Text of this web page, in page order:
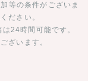
等の条件がございま
ださい。
24時間可能です。
ざいます。